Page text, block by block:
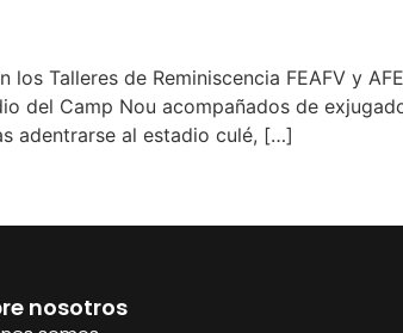
Talleres de Reminiscencia FEAFV y
del Camp Nou acompañados de
adentrarse al estadio culé, […]
nosotros